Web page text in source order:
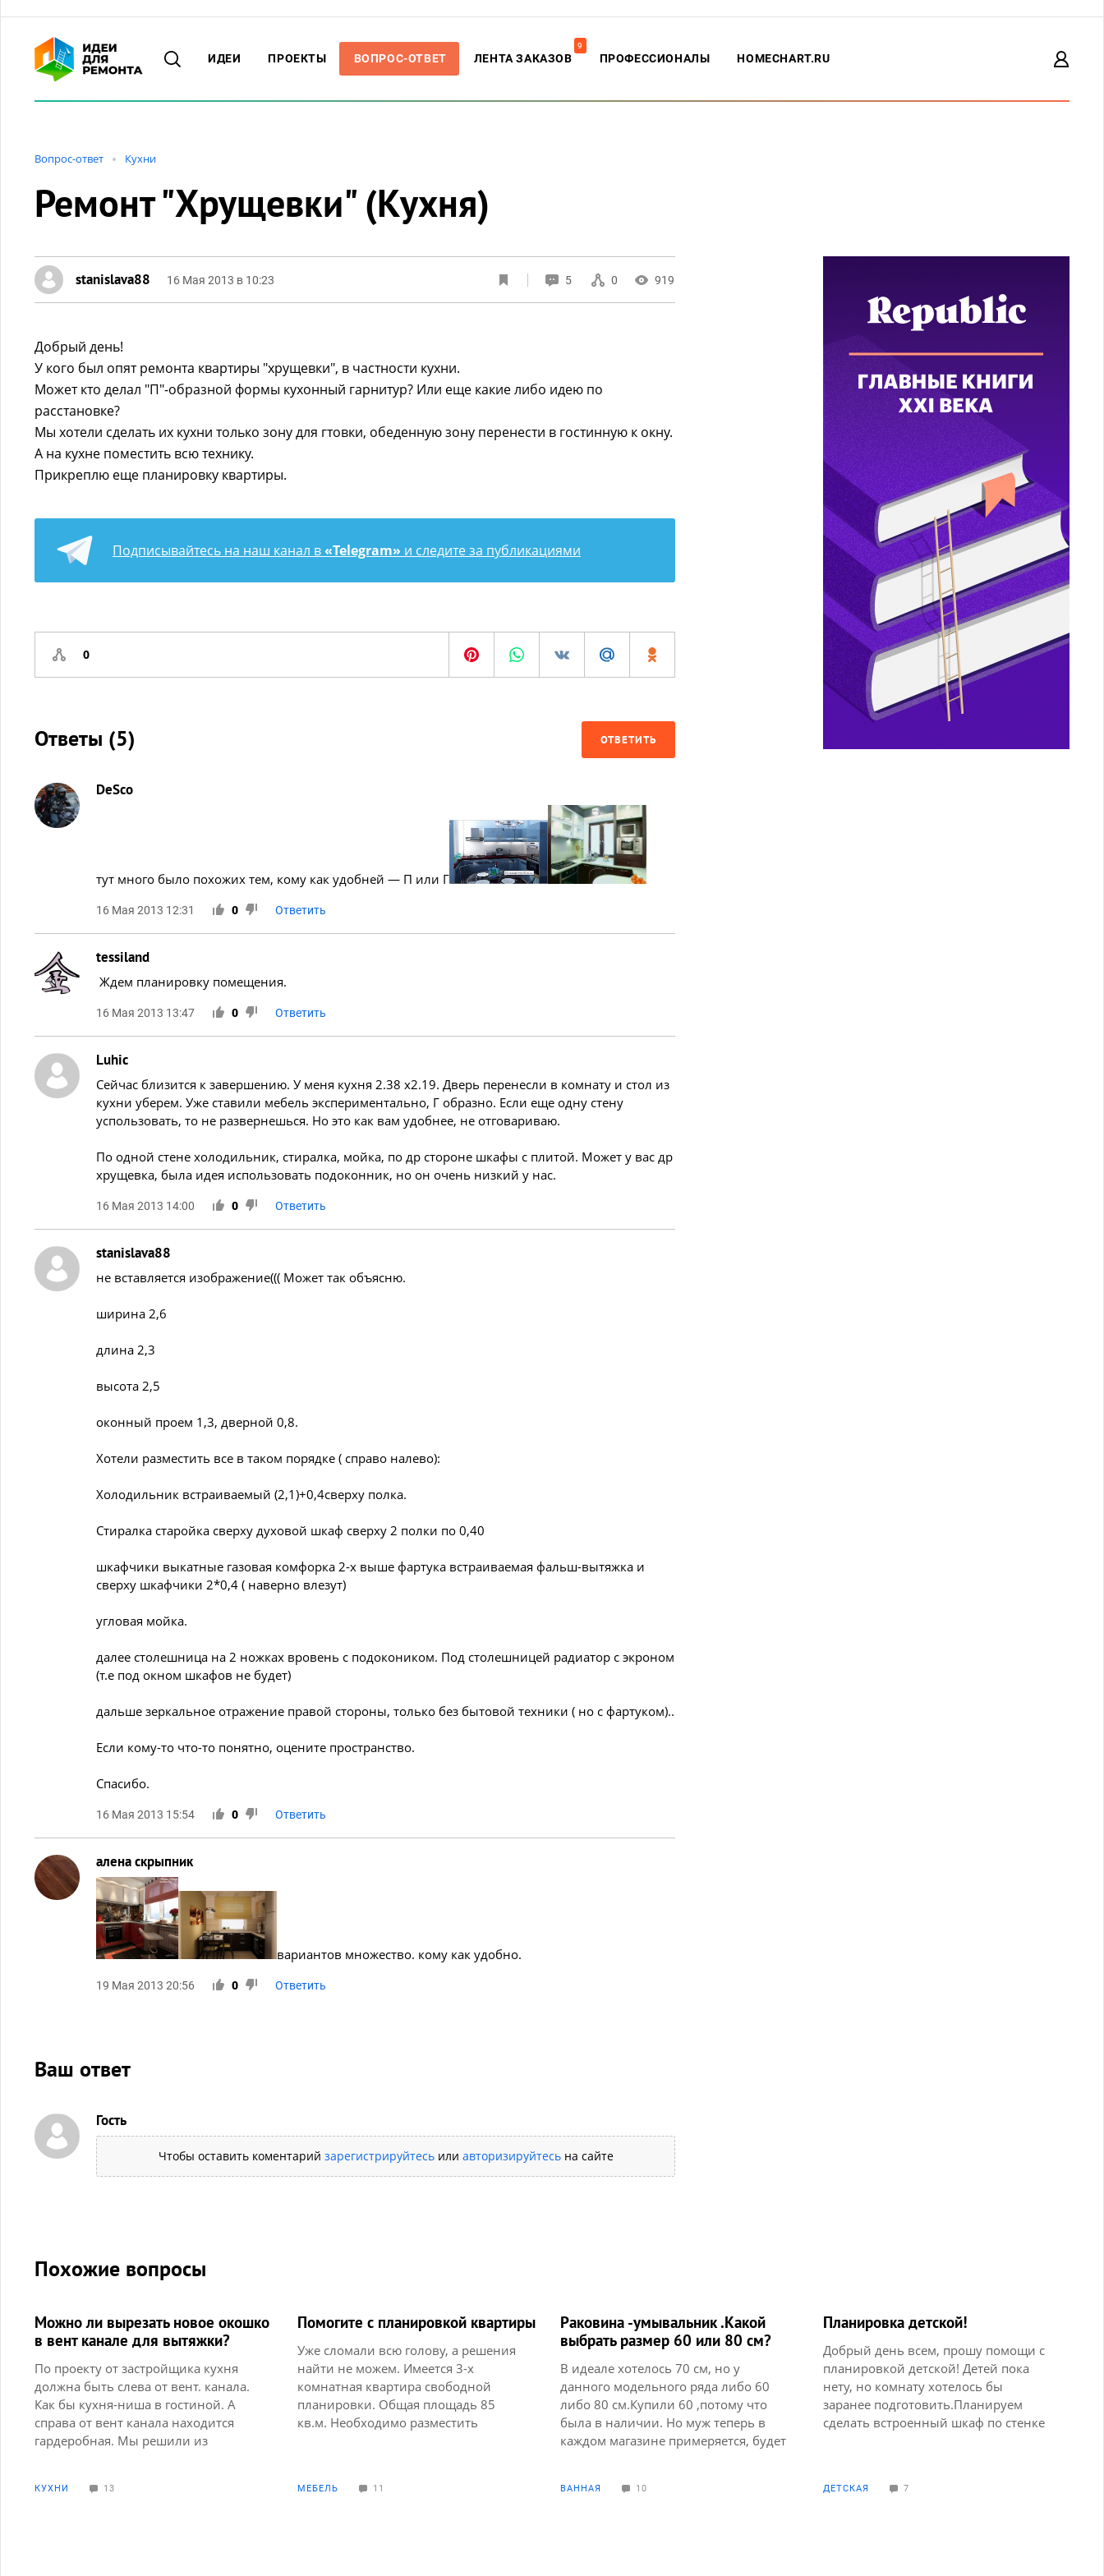
ИДЕИ ПРОЕКТЫ ВОПРОС-ОТВЕТ ЛЕНТА ЗАКАЗОВ
9
ПРОФЕССИОНАЛЫ HOMECHART.RU
Вопрос-ответ Кухни
Ремонт "Хрущевки" (Кухня)
stanislava88 16 Мая 2013 в 10:23 5 0 919
Добрый день!
У кого был опят ремонта квартиры "хрущевки", в частности кухни.
Может кто делал "П"-образной формы кухонный гарнитур? Или еще какие либо идею по
расстановке?
Мы хотели сделать их кухни только зону для гтовки, обеденную зону перенести в гостинную к окну.
А на кухне поместить всю технику.
Прикреплю еще планировку квартиры.
Подписывайтесь на наш канал в«Telegram» и следите за публикациями
0
Ответы (5) ОТВЕТИТЬ
DeSco
тут много было похожих тем, кому как удобней — П или Г
16 Мая 2013 12:31 0 Ответить
tessiland
Ждем планировку помещения.
16 Мая 2013 13:47 0 Ответить
Luhic
Сейчас близится к завершению. У меня кухня 2.38 х2.19. Дверь перенесли в комнату и стол из
кухни уберем. Уже ставили мебель экспериментально, Г образно. Если еще одну стену
успользовать, то не развернешься. Но это как вам удобнее, не отговариваю.
По одной стене холодильник, стиралка, мойка, по др стороне шкафы с плитой. Может у вас др
хрущевка, была идея использовать подоконник, но он очень низкий у нас.
16 Мая 2013 14:00 0 Ответить
stanislava88
не вставляется изображение((( Может так объясню.
ширина 2,6
длина 2,3
высота 2,5
оконный проем 1,3, дверной 0,8.
Хотели разместить все в таком порядке ( справо налево):
Холодильник встраиваемый (2,1)+0,4сверху полка.
Стиралка старойка сверху духовой шкаф сверху 2 полки по 0,40
шкафчики выкатные газовая комфорка 2-х выше фартука встраиваемая фальш-вытяжка и
сверху шкафчики 2*0,4 ( наверно влезут)
угловая мойка.
далее столешница на 2 ножках вровень с подокоником. Под столешницей радиатор с экроном
(т.е под окном шкафов не будет)
дальше зеркальное отражение правой стороны, только без бытовой техники ( но с фартуком)..
Если кому-то что-то понятно, оцените пространство.
Спасибо.
16 Мая 2013 15:54 0 Ответить
алена скрыпник
вариантов множество. кому как удобно.
19 Мая 2013 20:56 0 Ответить
Ваш ответ
Гость
Чтобы оставить коментарий зарегистрируйтесьили авторизируйтесьна сайте
Похожие вопросы
Можно ли вырезать новое окошко
в вент канале для вытяжки?
По проекту от застройщика кухня
должна быть слева от вент. канала.
Как бы кухня-ниша в гостиной. А
справа от вент канала находится
гардеробная. Мы решили из
гостиной. Можем мы на
КУХНИ 13
Помогите с планировкой квартиры
Уже сломали всю голову, а решения
найти не можем. Имеется 3-х
комнатная квартира свободной
планировки. Общая площадь 85
кв.м. Необходимо разместить
кухней, но не обязательно. Есть
МЕБЕЛЬ 11
Раковина -умывальник .Какой
выбрать размер 60 или 80 см?
В идеале хотелось 70 см, но у
данного модельного ряда либо 60
либо 80 см.Купили 60 ,потому что
была в наличии. Но муж теперь в
каждом магазине примеряется, будет
склада)на 80см?Это длина чистая, без
ВАННАЯ 10
Планировка детской!
Добрый день всем, прошу помощи с
планировкой детской! Детей пока
нету, но комнату хотелось бы
заранее подготовить.Планируем
сделать встроенный шкаф по стенке
пожалуйста
ДЕТСКАЯ 7